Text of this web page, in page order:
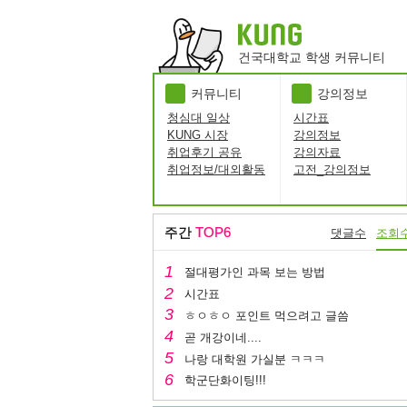
건국대학교 학생 커뮤니티
커뮤니티
청심대 일상
KUNG 시장
취업후기 공유
취업정보/대외활동
강의정보
시간표
강의정보
강의자료
고전_강의정보
주간 TOP6 댓글수 조회
절대평가인 과목 보는 방법
시간표
ㅎㅇㅎㅇ 포인트 먹으려고 글씀
곧 개강이네....
나랑 대학원 가실분 ㅋㅋㅋ
학군단화이팅!!!